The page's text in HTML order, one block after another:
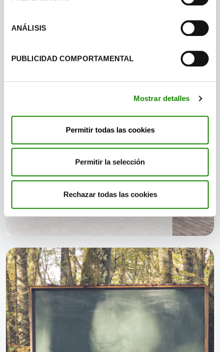
ANÁLISIS
PUBLICIDAD COMPORTAMENTAL
Mostrar detalles
Permitir todas las cookies
Permitir la selección
Rechazar todas las cookies
TheCircularLab